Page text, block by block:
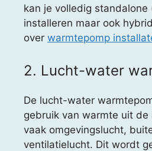
kan je volledig
installeren maar ook
over warmtepomp
2. Lucht-water
De lucht-water
gebruik van warmte uit de
vaak omgevingslucht,
ventilatielucht. Dit wordt